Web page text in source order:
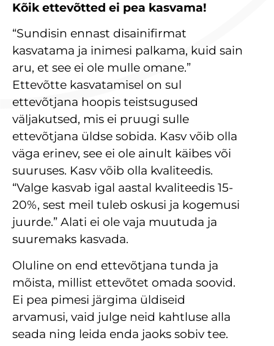
Kõik ettevõtted ei pea kasvama!
“Sundisin ennast disainifirmat
kasvatama ja inimesi palkama, kuid sain
aru, et see ei ole mulle omane.”
Ettevõtte kasvatamisel on sul
ettevõtjana hoopis teistsugused
väljakutsed, mis ei pruugi sulle
ettevõtjana üldse sobida. Kasv võib olla
väga erinev, see ei ole ainult käibes või
suuruses. Kasv võib olla kvaliteedis.
“Valge kasvab igal aastal kvaliteedis 15-
20%, sest meil tuleb oskusi ja kogemusi
juurde.” Alati ei ole vaja muutuda ja
suuremaks kasvada.
Oluline on end ettevõtjana tunda ja
mõista, millist ettevõtet omada soovid.
Ei pea pimesi järgima üldiseid
arvamusi, vaid julge neid kahtluse alla
seada ning leida enda jaoks sobiv tee.